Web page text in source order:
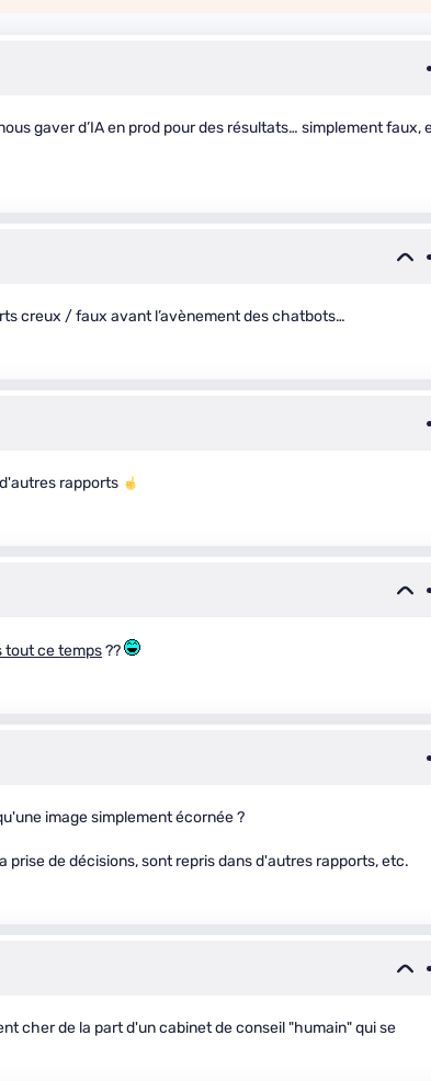
gaver d’IA en prod pour des résultats… simplement faux,
creux / faux avant l’avènement des chatbots…
rapports
tout ce temps??
image simplement écornée ?
de décisions, sont repris dans d'autres rapports, etc.
cher de la part d'un cabinet de conseil "humain" qui se